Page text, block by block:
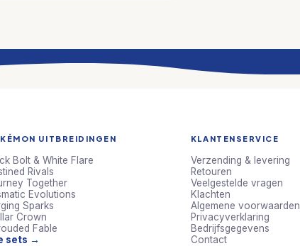
UITBREIDINGEN
Bolt & White Flare
Rivals
Together
Evolutions
Sparks
Crown
Fable
sets →
KLANTENSERVICE
Verzending & levering
Retouren
Veelgestelde vragen
Klachten
Algemene voorwaarden
Privacyverklaring
Bedrijfsgegevens
Contact